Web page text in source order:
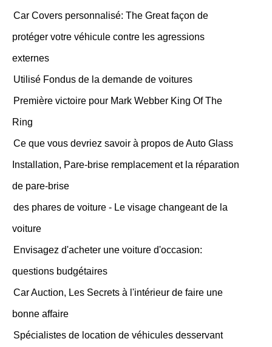
Car Covers personnalisé: The Great façon de
protéger votre véhicule contre les agressions
externes
Utilisé Fondus de la demande de voitures
Première victoire pour Mark Webber King Of The
Ring
Ce que vous devriez savoir à propos de Auto Glass
Installation, Pare-brise remplacement et la réparation
de pare-brise
des phares de voiture - Le visage changeant de la
voiture
Envisagez d'acheter une voiture d'occasion:
questions budgétaires
Car Auction, Les Secrets à l'intérieur de faire une
bonne affaire
Spécialistes de location de véhicules desservant